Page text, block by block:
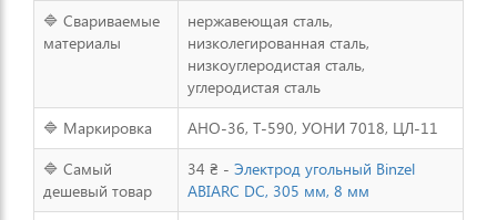
🔷 Свариваемые
материалы
нержавеющая сталь,
низколегированная сталь,
низкоуглеродистая сталь,
углеродистая сталь
🔷 Маркировка
АНО-36, Т-590, УОНИ 7018, ЦЛ-11
🔷 Самый
дешевый товар
34 ₴ - Электрод угольный Binzel
ABIARC DC, 305 мм, 8 мм